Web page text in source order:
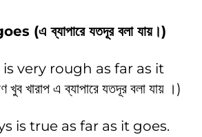
(এ ব্যাপারে যতদূর বলা যায়।)
very rough as far as it
খারাপ এ ব্যাপারে যতদূর বলা যায় ।)
is true as far as it goes.